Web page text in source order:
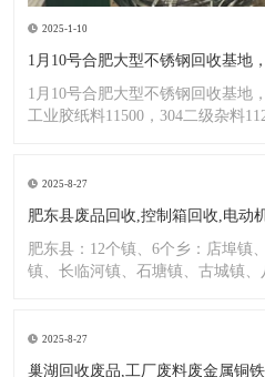
2025-1-10
1月10号合肥大型不锈钢回收基地
1月10号合肥大型不锈钢回收基地
工业胶纸料11500，304二级杂料
2025-8-27
肥东县废品回收,控制箱回收,电动
肥东县：12个镇、6个乡：店埠镇
镇、长临河镇、石塘镇、古城镇、
2025-8-27
巢湖回收废品,工厂废料废金属铜